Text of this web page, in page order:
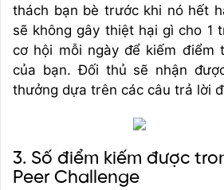
thách bạn bè trước khi nó hết
sẽ không gây thiệt hại gì cho 1
cơ hội mỗi ngày để kiếm điểm
của bạn. Đối thủ sẽ nhận
thưởng dựa trên các câu trả lời
3. Số điểm kiếm được
Peer Challenge